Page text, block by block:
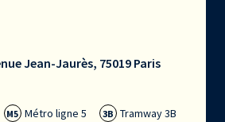
Jean-Jaurès, 75019 Paris
M5 Métro ligne 5 3B Tramway 3B